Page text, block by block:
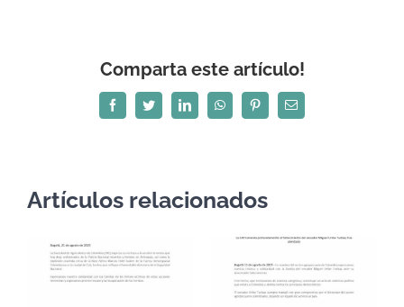
Comparta este artículo!
FacebookTwitterLinkedInWhatsAppPinterestCorreo
electrónico
Artículos relacionados